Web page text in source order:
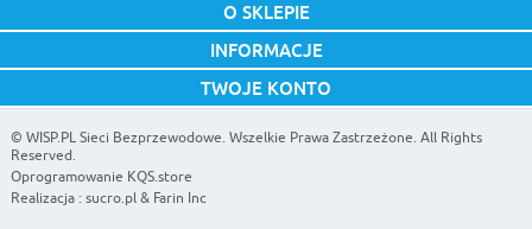
O SKLEPIE
INFORMACJE
TWOJE KONTO
© WISP.PL Sieci Bezprzewodowe. Wszelkie Prawa Zastrzeżone. All Rights
Reserved.
Oprogramowanie KQS.store
Realizacja : sucro.pl& Farin Inc